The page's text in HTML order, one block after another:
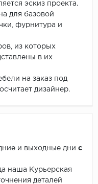
эскиз проекта.
для базовой
фурнитура и
из которых
в их
на заказ под
дизайнер.
и выходные дни с
наша Курьерская
деталей